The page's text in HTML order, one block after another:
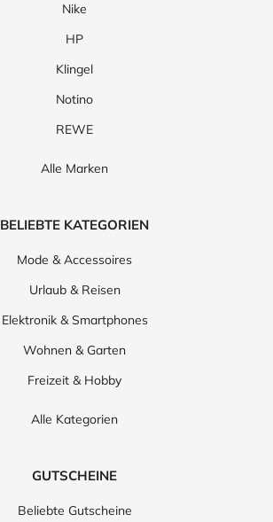
Nike
HP
Klingel
Notino
REWE
Alle Marken
BELIEBTE KATEGORIEN
Mode & Accessoires
Urlaub & Reisen
Elektronik & Smartphones
Wohnen & Garten
Freizeit & Hobby
Alle Kategorien
GUTSCHEINE
Beliebte Gutscheine